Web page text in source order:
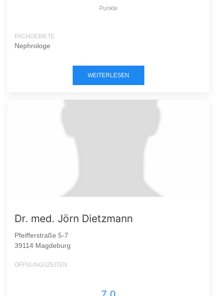
Punkte
FACHGEBIETE
Nephrologe
WEITERLESEN
Dr. med. Jörn Dietzmann
Pfeifferstraße 5-7
39114 Magdeburg
ÖFFNUNGSZEITEN